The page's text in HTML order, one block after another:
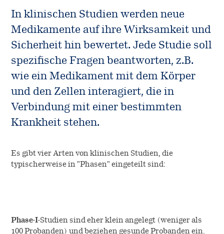
Diagnostik
Notfallmedizin
Allergie-Immuntherapie
SQ-Standardisierung
Native Allergene
Forschung
Entwicklung
Klinische Studien
Karriere
Arbeiten bei ALK
Offene Stellen
Über uns
Nachhaltigkeit
EFPIA
Presse
Kontakt
Retouren
Online-Bestellungen
In klinischen Studien werden neue
Medikamente auf ihre Wirksamkeit und
Sicherheit hin bewertet. Jede Studie soll
spezifische Fragen beantworten, z.B.
wie ein Medikament mit dem Körper
und den Zellen interagiert, die in
Verbindung mit einer bestimmten
Krankheit stehen.
Es gibt vier Arten von klinischen Studien, die
typischerweise in "Phasen" eingeteilt sind:
Phase-I-Studien sind eher klein angelegt (weniger als
100 Probanden) und beziehen gesunde Probanden ein.